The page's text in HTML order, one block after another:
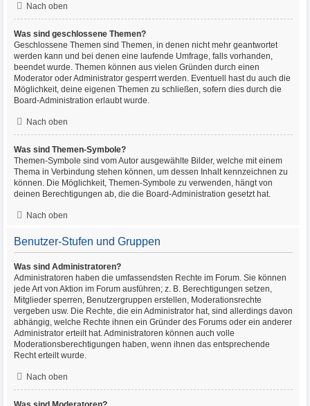
Nach oben
Was sind geschlossene Themen?
Geschlossene Themen sind Themen, in denen nicht mehr geantwortet
werden kann und bei denen eine laufende Umfrage, falls vorhanden,
beendet wurde. Themen können aus vielen Gründen durch einen
Moderator oder Administrator gesperrt werden. Eventuell hast du auch die
Möglichkeit, deine eigenen Themen zu schließen, sofern dies durch die
Board-Administration erlaubt wurde.
Nach oben
Was sind Themen-Symbole?
Themen-Symbole sind vom Autor ausgewählte Bilder, welche mit einem
Thema in Verbindung stehen können, um dessen Inhalt kennzeichnen zu
können. Die Möglichkeit, Themen-Symbole zu verwenden, hängt von
deinen Berechtigungen ab, die die Board-Administration gesetzt hat.
Nach oben
Benutzer-Stufen und Gruppen
Was sind Administratoren?
Administratoren haben die umfassendsten Rechte im Forum. Sie können
jede Art von Aktion im Forum ausführen; z. B. Berechtigungen setzen,
Mitglieder sperren, Benutzergruppen erstellen, Moderationsrechte
vergeben usw. Die Rechte, die ein Administrator hat, sind allerdings davon
abhängig, welche Rechte ihnen ein Gründer des Forums oder ein anderer
Administrator erteilt hat. Administratoren können auch volle
Moderationsberechtigungen haben, wenn ihnen das entsprechende
Recht erteilt wurde.
Nach oben